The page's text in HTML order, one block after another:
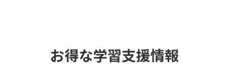
お得な学習支援情報